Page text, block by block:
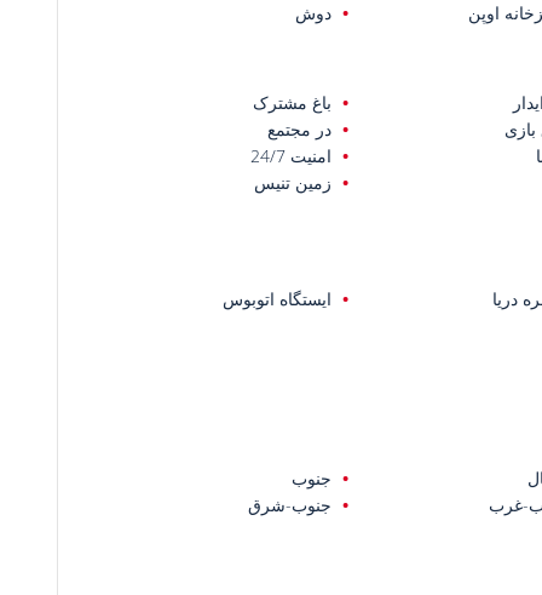
اوپن
دوش
باغ مشترک
بازی
در مجتمع
امنیت 24/7
زمین تنیس
دریا ایستگاه اتوبوس
جنوب
غرب
جنوب-شرق